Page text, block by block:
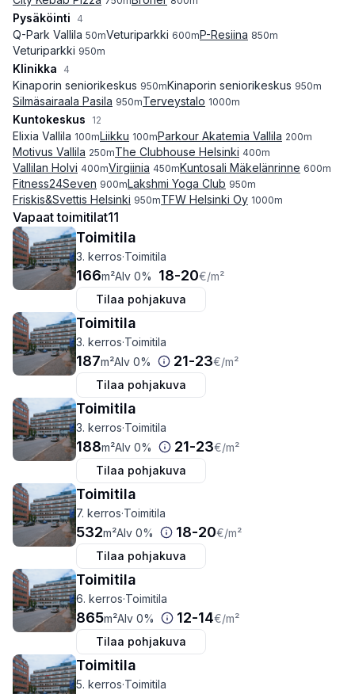
Pysäköinti 4
Q-Park Vallila 50mVeturiparkki 600mP-Resiina 850m
Veturiparkki 950m
Klinikka 4
Kinaporin seniorikeskus 950mKinaporin seniorikeskus 950m
Silmäsairaala Pasila 950mTerveystalo 1000m
Kuntokeskus 12
Elixia Vallila 100mLiikku 100mParkour Akatemia Vallila 200m
Motivus Vallila 250mThe Clubhouse Helsinki 400m
Vallilan Holvi 400mVirgiinia 450mKuntosali Mäkelänrinne 600m
Fitness24Seven 900mLakshmi Yoga Club 950m
Friskis&Svettis Helsinki 950mTFW Helsinki Oy 1000m
Vapaat toimitilat11
Toimitila
3. kerros·Toimitila
166m²Alv 0% 18-20€/m²
Tilaa pohjakuva
Toimitila
3. kerros·Toimitila
187m²Alv 0% 21-23€/m²
Tilaa pohjakuva
Toimitila
3. kerros·Toimitila
188m²Alv 0% 21-23€/m²
Tilaa pohjakuva
Toimitila
7. kerros·Toimitila
532m²Alv 0% 18-20€/m²
Tilaa pohjakuva
Toimitila
6. kerros·Toimitila
865m²Alv 0% 12-14€/m²
Tilaa pohjakuva
Toimitila
5. kerros·Toimitila